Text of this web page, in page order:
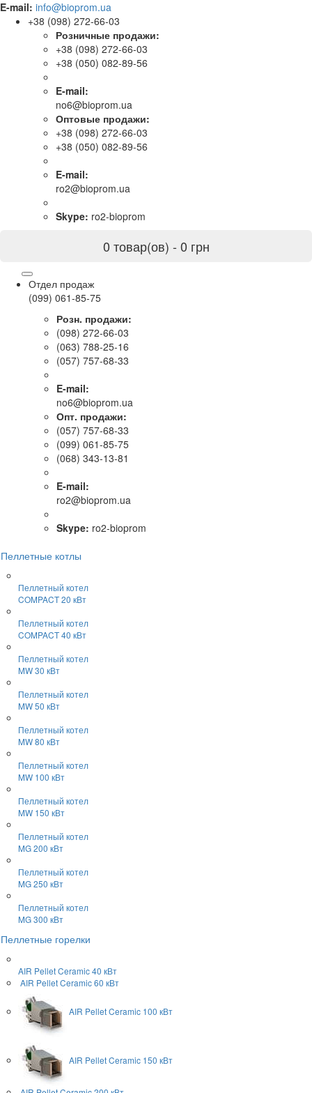
E-mail: info@bioprom.ua
+38 (098) 272-66-03
Розничные продажи:
+38 (098) 272-66-03
+38 (050) 082-89-56
E-mail:
no6@bioprom.ua
Оптовые продажи:
+38 (098) 272-66-03
+38 (050) 082-89-56
E-mail:
ro2@bioprom.ua
Skype: ro2-bioprom
0 товар(ов) - 0 грн
Отдел продаж
(099) 061-85-75
Розн. продажи:
(098) 272-66-03
(063) 788-25-16
(057) 757-68-33
E-mail:
no6@bioprom.ua
Опт. продажи:
(057) 757-68-33
(099) 061-85-75
(068) 343-13-81
E-mail:
ro2@bioprom.ua
Skype: ro2-bioprom
Пеллетные котлы
Пеллетный котел
COMPACT 20 кВт
Пеллетный котел
COMPACT 40 кВт
Пеллетный котел
MW 30 кВт
Пеллетный котел
MW 50 кВт
Пеллетный котел
MW 80 кВт
Пеллетный котел
MW 100 кВт
Пеллетный котел
MW 150 кВт
Пеллетный котел
MG 200 кВт
Пеллетный котел
MG 250 кВт
Пеллетный котел
MG 300 кВт
Пеллетные горелки
AIR PelletCeramic 40 кВт
AIR PelletCeramic 60 кВт
AIR PelletCeramic 100 кВт
AIR PelletCeramic 150 кВт